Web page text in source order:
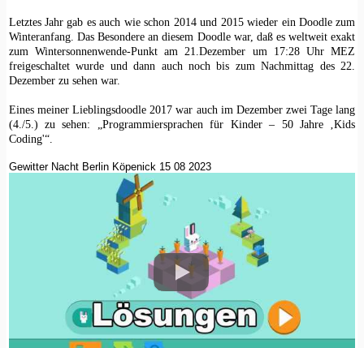
Letztes Jahr gab es auch wie schon 2014 und 2015 wieder ein Doodle zum
Winteranfang. Das Besondere an diesem Doodle war, daß es weltweit exakt
zum Wintersonnenwende-Punkt am 21.Dezember um 17:28 Uhr MEZ
freigeschaltet wurde und dann auch noch bis zum Nachmittag des 22.
Dezember zu sehen war.
Eines meiner Lieblingsdoodle 2017 war auch im Dezember zwei Tage lang
(4./5.) zu sehen: „Programmiersprachen für Kinder – 50 Jahre ‚Kids
Coding'“.
Gewitter Nacht Berlin Köpenick 15 08 2023